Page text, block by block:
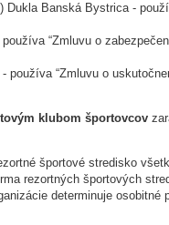
Dukla Banská Bystrica -
“Zmluvu o
používa “Zmluvu o
klubom športovcov
športové stredisko
rezortných športových
determinuje osobitné